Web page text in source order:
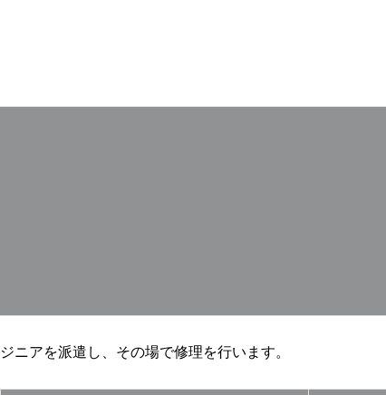
ニアを派遣し、その場で修理を行います。